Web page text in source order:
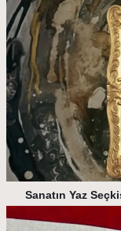
Sanatın Yaz